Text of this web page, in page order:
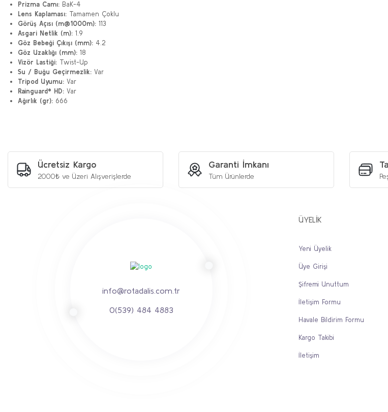
Prizma Camı: BaK-4
Lens Kaplaması: Tamamen Çoklu
Görüş Açısı (m@1000m): 113
Asgari Netlik (m): 1.9
Göz Bebeği Çıkışı (mm): 4.2
Göz Uzaklığı (mm): 18
Vizör Lastiği: Twist-Up
Su / Buğu Geçirmezlik: Var
Tripod Uyumu: Var
Rainguard® HD: Var
Ağırlık (gr): 666
Ürün açıklamasında eksik bilgiler bulunuyor.
Ürün bilgilerinde hatalar bulunuyor.
Ürün fiyatı diğer sitelerden daha pahalı.
Ücretsiz Kargo
2000₺ ve Üzeri Alışverişlerde
Garanti İmkanı
Tüm Ürünlerde
info@rotadalis.com.tr
0(539) 484 4883
ÜYELİK
Yeni Üyelik
Üye Girişi
Şifremi Unuttum
İletişim Formu
Havale Bildirim Formu
Kargo Takibi
İletişim